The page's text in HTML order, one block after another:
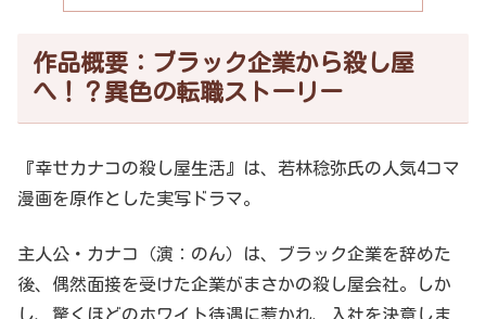
作品概要：ブラック企業から殺し屋
へ！？異色の転職ストーリー
『幸せカナコの殺し屋生活』は、若林稔弥氏の人気4コマ
漫画を原作とした実写ドラマ。
主人公・カナコ（演：のん）は、ブラック企業を辞めた
後、偶然面接を受けた企業がまさかの殺し屋会社。しか
し、驚くほどのホワイト待遇に惹かれ、入社を決意しま